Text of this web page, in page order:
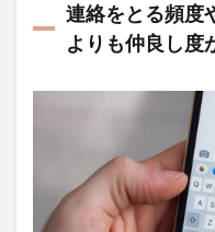
連絡をとる頻度
よりも仲良し度